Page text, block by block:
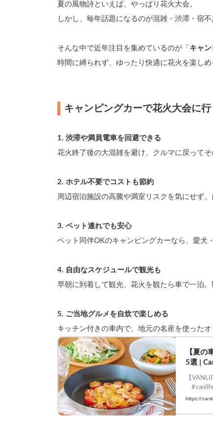
夏の風物詩といえば、やっぱり花火大会。
しかし、毎年話題になるのが混雑・渋滞・宿不
そんな中で近年注目を集めているのが「 キャ
時間に縛られず、ゆったり快適に花火を楽し
キャンピングカーで花火大会に
1. 渋滞や満員電車を回避できる
花火終了後の大混雑を避け、クルマに戻って
2. ホテル不要でコストも節約
周辺宿泊施設の高騰や満室リスクを気にせず
3. ペット連れでも安心
ペット同伴OKのキャンピングカーなら、愛犬
4. 自由なスケジュールで観光も
早朝に到着して観光、花火を観たら車で一泊
5. ご当地グルメを自炊で楽しめる
キッチン付きの車内で、地元の名産を使った
【夏の
5選 |
【
https://